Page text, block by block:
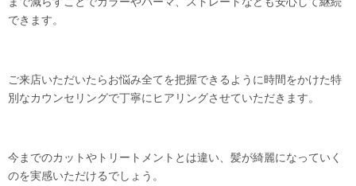
できます。
ご来店いただいたらお悩み全てを把握できるように時間をかけた特
別なカウンセリングで丁寧にヒアリングさせていただきます。
今までのカットやトリートメントとは違い、髪が綺麗になっていく
のを実感いただけるでしょう。